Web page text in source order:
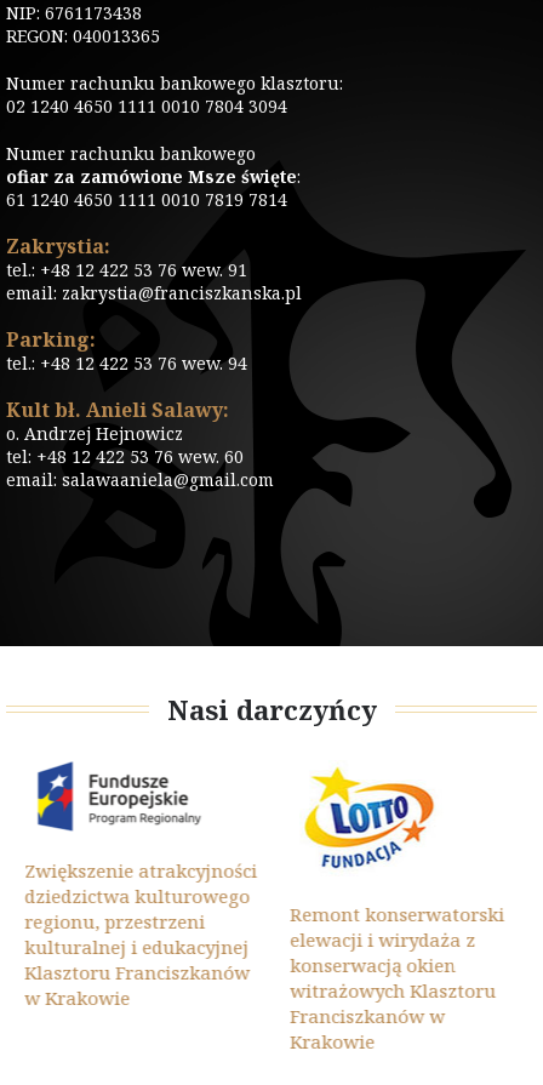
NIP: 6761173438
REGON: 040013365
Numer rachunku bankowego klasztoru:
02 1240 4650 1111 0010 7804 3094
Numer rachunku bankowego
ofiar za zamówione Msze święte:
61 1240 4650 1111 0010 7819 7814
Zakrystia:
tel.: +48 12 422 53 76 wew. 91
email: zakrystia@franciszkanska.pl
Parking:
tel.: +48 12 422 53 76 wew. 94
Kult bł. Anieli Salawy:
o. Andrzej Hejnowicz
tel: +48 12 422 53 76 wew. 60
email: salawaaniela@gmail.com
Nasi darczyńcy
Zwiększenie atrakcyjności
dziedzictwa kulturowego
regionu, przestrzeni
kulturalnej i edukacyjnej
Klasztoru Franciszkanów
w Krakowie
Remont konserwatorski
elewacji i wirydaża z
konserwacją okien
witrażowych Klasztoru
Franciszkanów w
Krakowie